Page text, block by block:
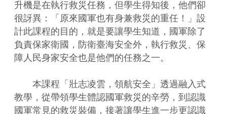
升機是在執行救災任務，但學生得知後，他們卻
很訝異：「原來國軍也有身兼救災的重任！」設
計此課程的目的，就是要讓學生知道，國軍除了
負責保家衛國，防衛臺海安全外，執行救災、保
障人民身家安全也是他們的任務之一。
本課程「壯志凌雲，領航安全」透過融入式
教學，從帶領學生體認國軍救災的辛勞，到認識
國軍常見的救災裝備，接著讓學生進一步更認識